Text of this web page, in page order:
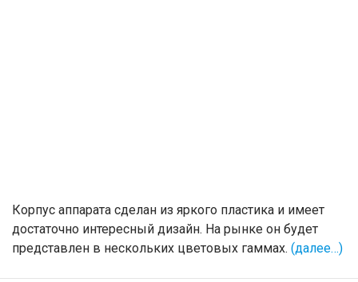
Корпус аппарата сделан из яркого пластика и имеет
достаточно интересный дизайн. На рынке он будет
представлен в нескольких цветовых гаммах. (далее…)